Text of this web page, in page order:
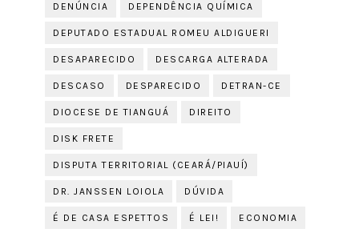
DENÚNCIA DEPENDÊNCIA QUÍMICA
DEPUTADO ESTADUAL ROMEU ALDIGUERI
DESAPARECIDO DESCARGA ALTERADA
DESCASO DESPARECIDO DETRAN-CE
DIOCESE DE TIANGUÁ DIREITO
DISK FRETE
DISPUTA TERRITORIAL (CEARÁ/PIAUÍ)
DR. JANSSEN LOIOLA DÚVIDA
É DE CASA ESPETTOS É LEI! ECONOMIA